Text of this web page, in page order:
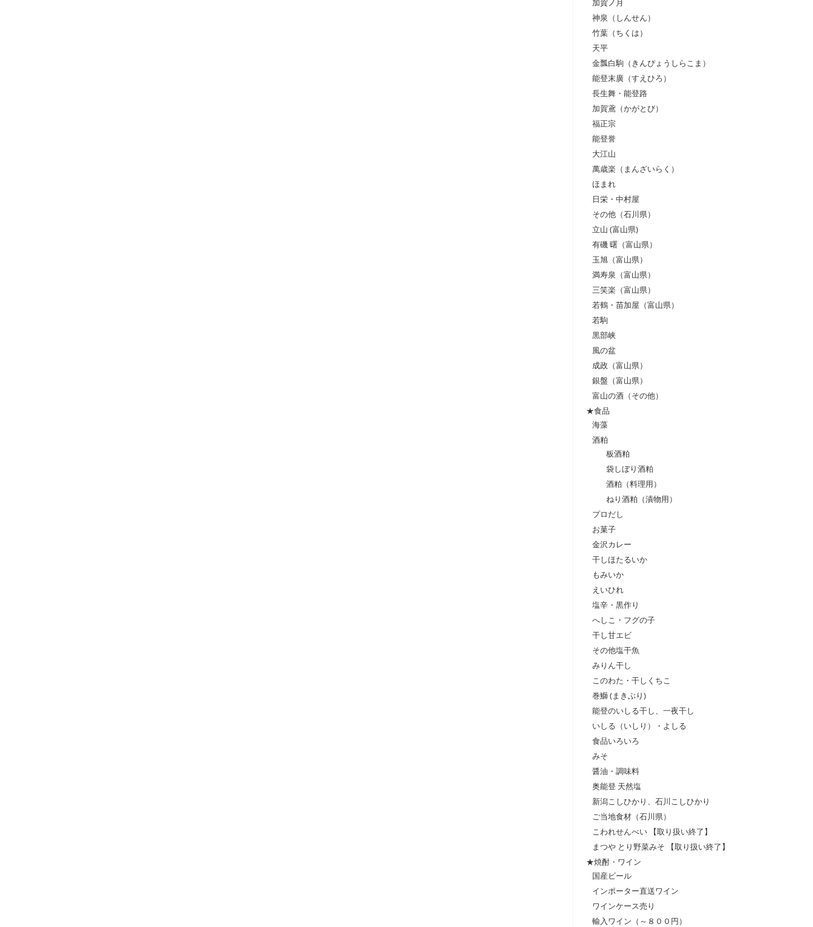
加賀ノ月
神泉（しんせん）
竹葉（ちくは）
天平
金瓢白駒（きんぴょうしらこま）
能登末廣（すえひろ）
長生舞・能登路
加賀鳶（かがとび）
福正宗
能登誉
大江山
萬歳楽（まんざいらく）
ほまれ
日栄・中村屋
その他（石川県）
立山 (富山県)
有磯 曙（富山県）
玉旭（富山県）
満寿泉（富山県）
三笑楽（富山県）
若鶴・苗加屋（富山県）
若駒
黒部峡
風の盆
成政（富山県）
銀盤（富山県）
富山の酒（その他）
★食品
海藻
酒粕
板酒粕
袋しぼり酒粕
酒粕（料理用）
ねり酒粕（漬物用）
プロだし
お菓子
金沢カレー
干しほたるいか
もみいか
えいひれ
塩辛・黒作り
へしこ・フグの子
干し甘エビ
その他塩干魚
みりん干し
このわた・干しくちこ
巻鰤 (まきぶり)
能登のいしる干し、一夜干し
いしる（いしり）・よしる
食品いろいろ
みそ
醤油・調味料
奥能登 天然塩
新潟こしひかり、石川こしひかり
ご当地食材（石川県）
こわれせんべい 【取り扱い終了】
まつや とり野菜みそ 【取り扱い終了】
★焼酎・ワイン
国産ビール
インポーター直送ワイン
ワインケース売り
輸入ワイン（～８００円）